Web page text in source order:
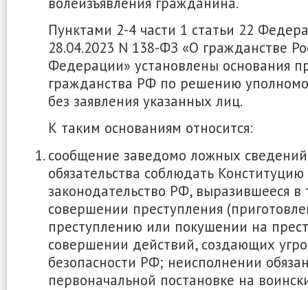
Пунктами 2-4 части 1 статьи 22
28.04.2023 N 138-ФЗ «О гражданстве
Федерации» установлены основания
гражданства РФ по решению
без заявления указанных лиц.
К таким основаниям относится:
сообщение заведомо ложных
обязательства соблюдать
законодательство РФ, выразившееся в
совершении преступления
преступлению или покушении на
совершении действий, создающих
безопасности РФ; неисполнении
первоначальной постановке на